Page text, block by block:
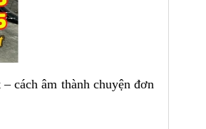
cách âm thành chuyện đơn